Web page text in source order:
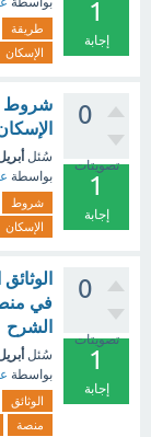
1
إجابة
طريقة
الإسكان
0
تصويتات
1
إجابة
شروط
سُئل أبريل
بواسطة
شروط
الإسكان
0
تصويتات
1
إجابة
في
الشرح
سُئل أبريل
بواسطة
الوثائق
منصة